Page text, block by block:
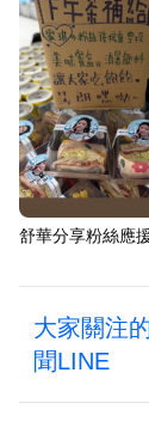
舒華分享粉絲應
大家關注
聞LINE